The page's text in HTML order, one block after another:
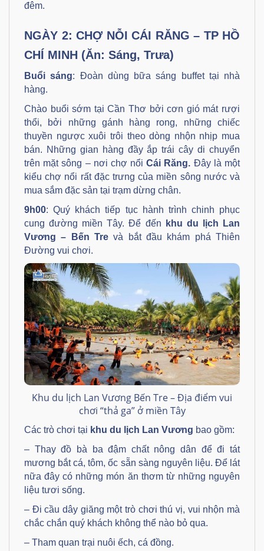
đêm.
NGÀY 2: CHỢ NỖI CÁI RĂNG – TP HỒ
CHÍ MINH (Ăn: Sáng, Trưa)
Buổi sáng: Đoàn dùng bữa sáng buffet tại nhà
hàng.
Chào buổi sớm tại Cần Thơ bởi cơn gió mát rượi
thổi, bởi những gánh hàng rong, những chiếc
thuyền ngược xuôi trôi theo dòng nhộn nhịp mua
bán. Những gian hàng đầy ắp trái cây di chuyển
trên mặt sông – nơi chợ nổiCái Răng. Đây là một
kiểu chợ nổi rất đặc trưng của miền sông nước và
mua sắm đặc sản tại trạm dừng chân.
9h00: Quý khách tiếp tục hành trình chinh phục
cung đường miền Tây. Để đến
khu du lịch Lan
Vương – Bến Tre và bắt đầu khám phá Thiên
Đường vui chơi.
Khu du lịch Lan Vương Bến Tre – Địa điểm vui
chơi “thả ga” ở miền Tây
Các trò chơi tại khu du lịch Lan Vương bao gồm:
– Thay đồ bà ba đậm chất nông dân để đi tát
mương bắt cá, tôm, ốc sẵn sàng nguyên liệu. Để lát
nữa đây có những món ăn thơm từ những nguyên
liệu tươi sống.
– Đi cầu dây giăng một trò chơi thú vị, vui nhộn mà
chắc chắn quý khách không thể nào bỏ qua.
– Tham quan trại nuôi ếch, cá đồng.